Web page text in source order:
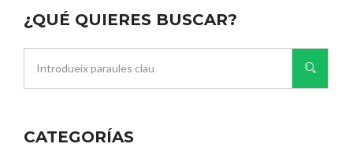
¿QUÉ QUIERES BUSCAR?
CATEGORÍAS